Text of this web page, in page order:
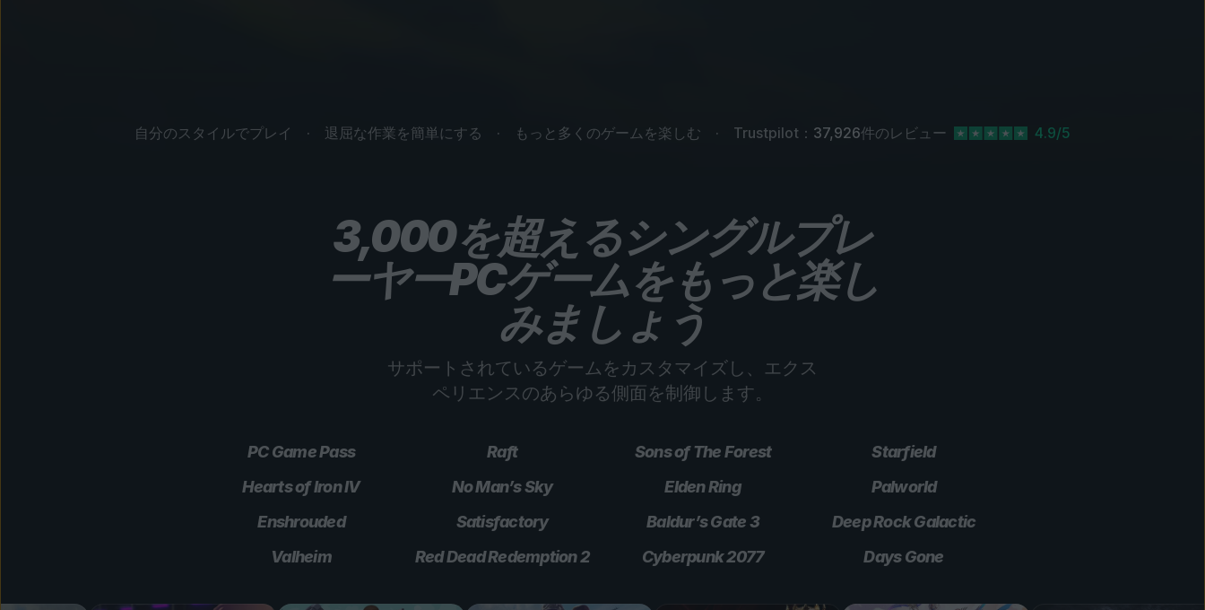
自分のスタイルでプレイ 退屈な作業を簡単にする もっと多くのゲームを楽しむ Trustpilot： 37,926件のレビュー 4.9/5
3,000を超えるシングルプレ
ーヤーPCゲームをもっと楽し
みましょう
サポートされているゲームをカスタマイズし、エクス
ペリエンスのあらゆる側面を制御します。
PC Game Pass Raft Sons of The Forest
Starfield
Hearts of Iron IV
No Man’s Sky Elden Ring
Palworld
Enshrouded
Satisfactory Baldur’s Gate 3
Deep Rock Galactic
Valheim
Red Dead Redemption 2 Cyberpunk 2077 Days Gone